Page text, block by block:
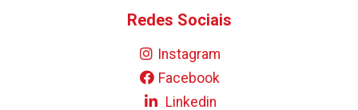
Redes Sociais
Instagram
Facebook
Linkedin